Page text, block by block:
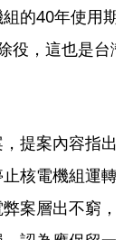
的40年使用期
役，這也是台
提案內容指出
核電機組運轉
案層出不窮，